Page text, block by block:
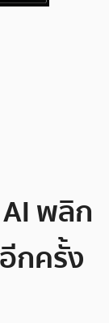
พลิก
กครั้ง